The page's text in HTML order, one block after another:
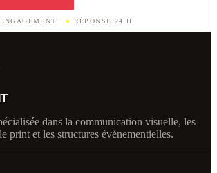
· ● RÉPONSE 24 H
dans la communication visuelle, les
print et les structures événementielles.